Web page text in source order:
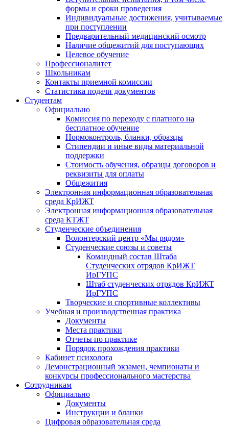
формы и сроки проведения
Индивидуальные достижения, учитываемые
при поступлении
Предварительный медицинский осмотр
Наличие общежитий для поступающих
Целевое обучение
Профессионалитет
Школьникам
Контакты приемной комиссии
Статистика подачи документов
Студентам
Официально
Комиссия по переходу с платного на
бесплатное обучение
Нормоконтроль, бланки, образцы
Стипендии и иные виды материальной
поддержки
Стоимость обучения, образцы договоров и
реквизиты для оплаты
Общежития
Электронная информационная образовательная
среда КрИЖТ
Электронная информационная образовательная
среда КТЖТ
Студенческие объединения
Волонтерский центр «Мы рядом»
Студенческие союзы и советы
Командный состав Штаба
Студенческих отрядов КрИЖТ
ИрГУПС
Штаб студенческих отрядов КрИЖТ
ИрГУПС
Творческие и спортивные коллективы
Учебная и производственная практика
Документы
Места практики
Отчеты по практике
Порядок прохождения практики
Кабинет психолога
Демонстрационный экзамен, чемпионаты и
конкурсы профессионального мастерства
Сотрудникам
Официально
Документы
Инструкции и бланки
Цифровая образовательная среда